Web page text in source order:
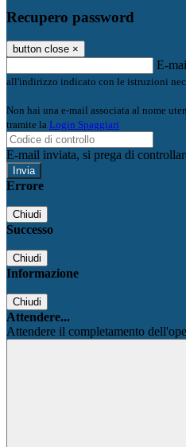
Recupero password
button close ×
E-
all'indirizzo indicato con le istruzioni
Non hai una e-mail associata al nome
tramite la Login Spaggiari
E-mail inviata, si prega di
Errore
Chiudi
Successo
Chiudi
Informazione
Chiudi
Attendere...
Attendere il completamento